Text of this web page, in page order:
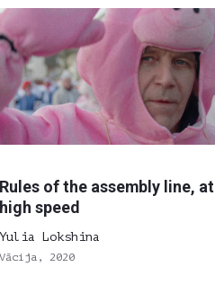
Rules of the assembly line, at
high speed
Yulia Lokshina
Vācija, 2020